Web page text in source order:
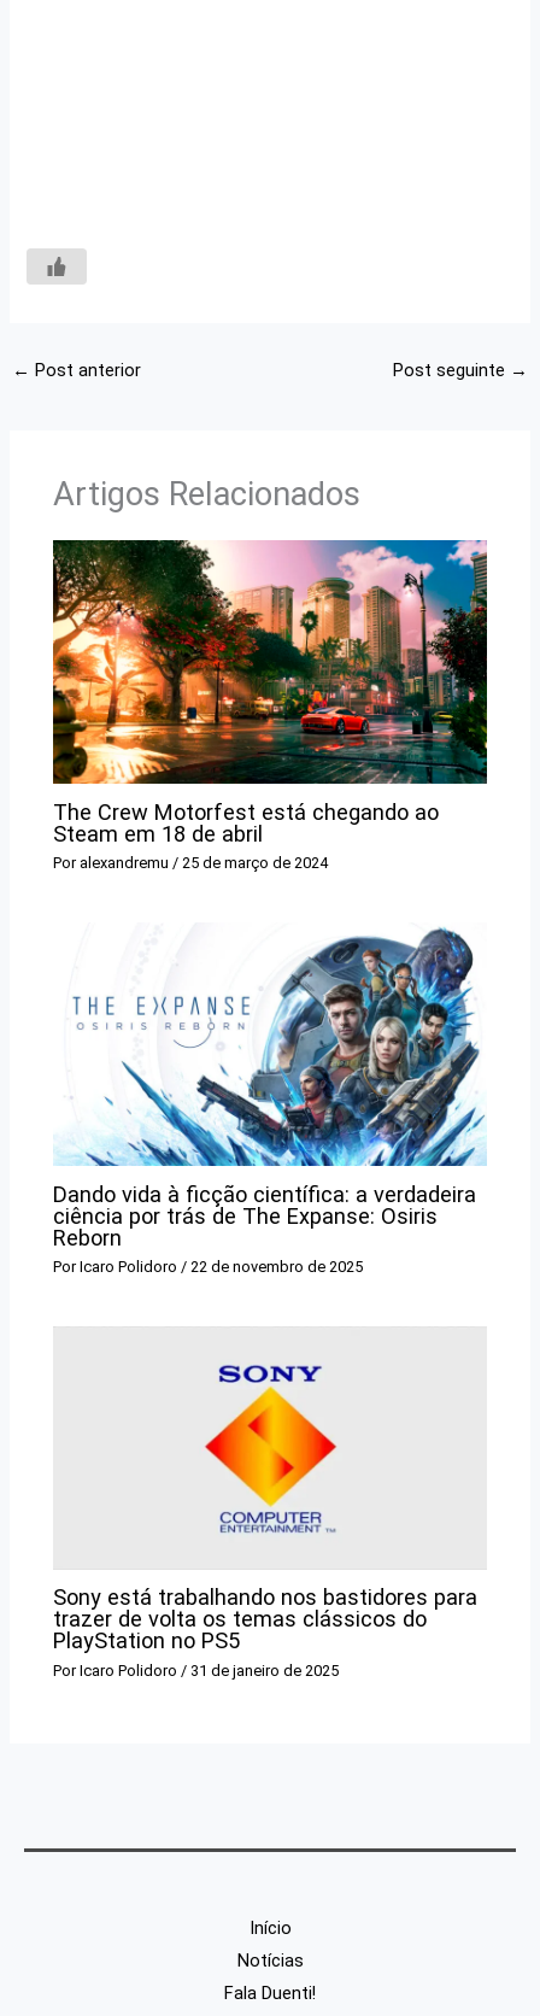
← Post anterior Post seguinte →
Artigos Relacionados
The Crew Motorfest está chegando ao
Steam em 18 de abril
Por alexandremu/25 de março de 2024
Dando vida à ficção científica: a verdadeira
ciência por trás de The Expanse: Osiris
Reborn
PorIcaro Polidoro / 22 de novembro de 2025
Sony está trabalhando nos bastidores para
trazer de volta os temas clássicos do
PlayStation no PS5
PorIcaro Polidoro / 31 de janeiro de 2025
Início
Notícias
Fala Duenti!